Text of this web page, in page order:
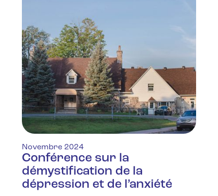
Novembre 2024
Conférence sur la
démystification de la
dépression et de l’anxiété